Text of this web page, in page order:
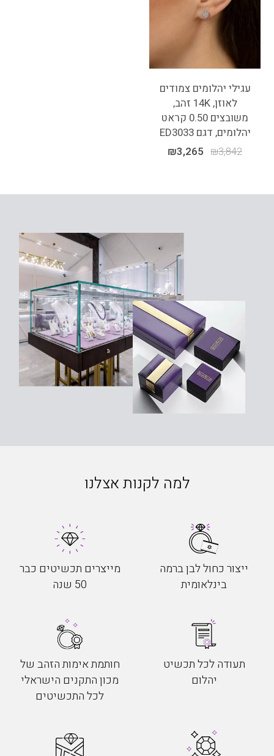
עגילי יהלומים צמודים
לאוזן, 14K זהב,
משובצים 0.50 קראט
יהלומים, דגם ED3033
₪3,842
₪3,265
למה לקנות אצלנו
ייצור כחול לבן ברמה
בינלאומית
מייצרים תכשיטים כבר
50 שנה
תעודה לכל תכשיט
יהלום
חותמת אימות הזהב של
מכון התקנים הישראלי
לכל התכשיטים